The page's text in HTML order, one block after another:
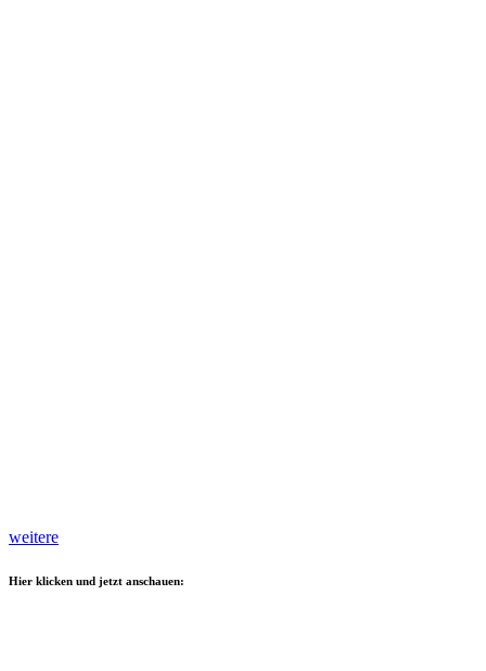
weitere
Hier klicken und jetzt anschauen: